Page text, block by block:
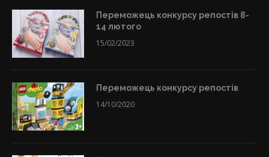
Переможець конкурсу репостів 8-
14 лютого
15/02/2023
Переможець конкурсу репостів
14/10/2020